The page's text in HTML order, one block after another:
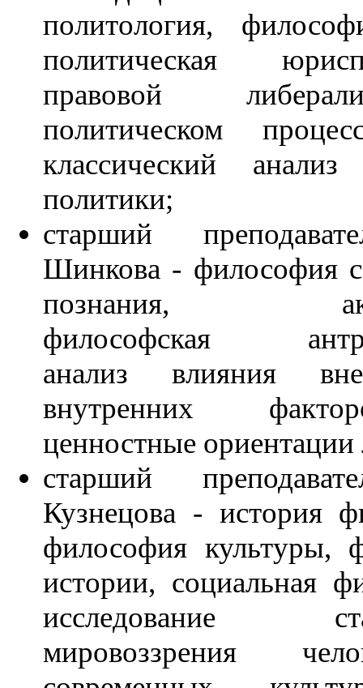
политология,
политическая
правовой
политическом
классический анализ
политики;
старший
Шинкова - философия
познания,
философская
анализ влияния
внутренних
ценностные
старший
Кузнецова - история
философия культуры,
истории, социальная
исследование
мировоззрения